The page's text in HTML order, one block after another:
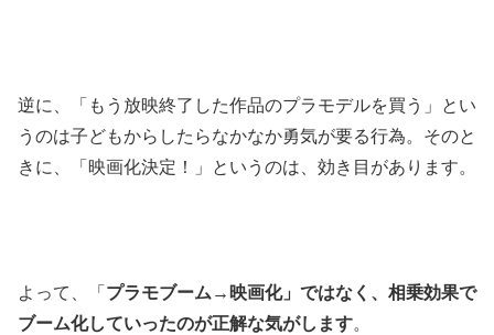
逆に、「もう放映終了した作品のプラモデルを買う」とい
うのは子どもからしたらなかなか勇気が要る行為。そのと
きに、「映画化決定！」というのは、効き目があります。
よって、「 プラモブーム→映画化」ではなく、相乗効果で
ブーム化していったのが正解な気がします。